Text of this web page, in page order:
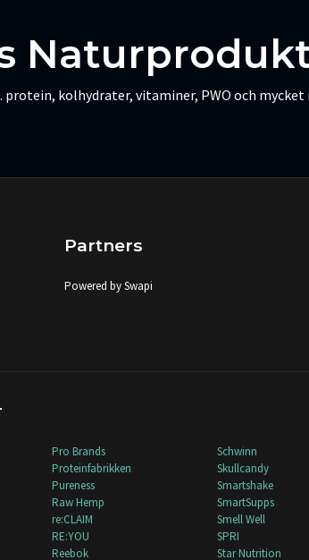
protein, kolhydrater, vitaminer, PWO och mycket
Partners
Powered by Swapi
Pro Brands
Proteinfabrikken
Pureness
Raw Hemp
re:CLAIM
RE:YOU
Reebok
Schwinn
Skullcandy
Smartshake
SmartSupps
Smell Well
SPRI
Star Nutrition